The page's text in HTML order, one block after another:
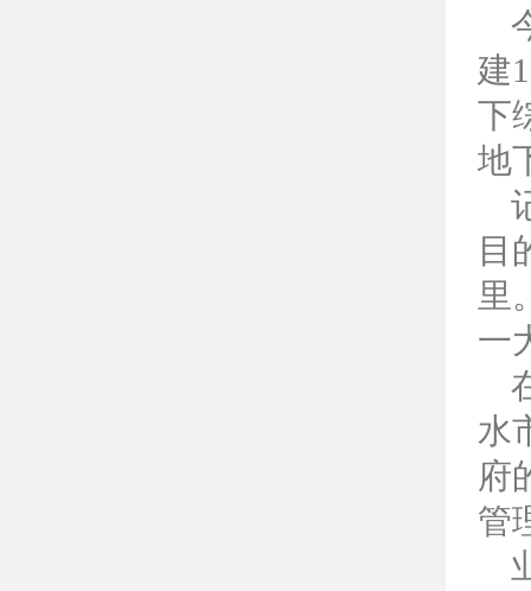
建
下
地
目
里
一
水
府
管